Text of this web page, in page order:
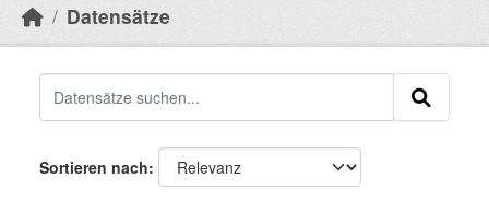
Datensätze
Sortieren nach